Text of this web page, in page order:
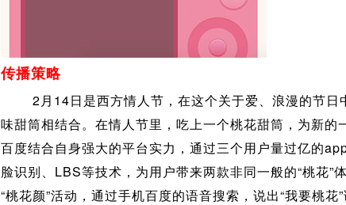
传播策略
2月14日是西方情人节，在这个关于爱、浪漫的节日
味甜筒相结合。在情人节里，吃上一个桃花甜筒，为新的
百度结合自身强大的平台实力，通过三个用户量过亿的
脸识别、LBS等技术，为用户带来两款非同一般的“桃花”体
“桃花颜”活动，通过手机百度的语音搜索，说出“我要桃